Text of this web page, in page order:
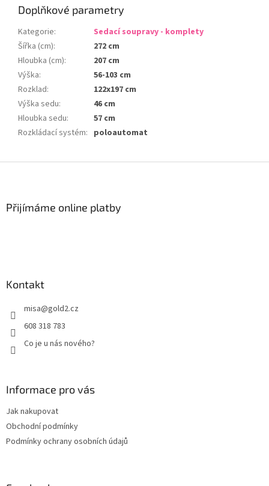
Doplňkové parametry
Kategorie:
Sedací soupravy - komplety
Šířka (cm):
272 cm
Hloubka (cm):
207 cm
Výška:
56-103 cm
Rozklad:
122x197 cm
Výška sedu:
46 cm
Hloubka sedu:
57 cm
Rozkládací systém: poloautomat
Přijímáme online platby
Kontakt
misa@gold2.cz
608 318 783
Co je u nás nového?
Informace pro vás
Jak nakupovat
Obchodní podmínky
Podmínky ochrany osobních údajů